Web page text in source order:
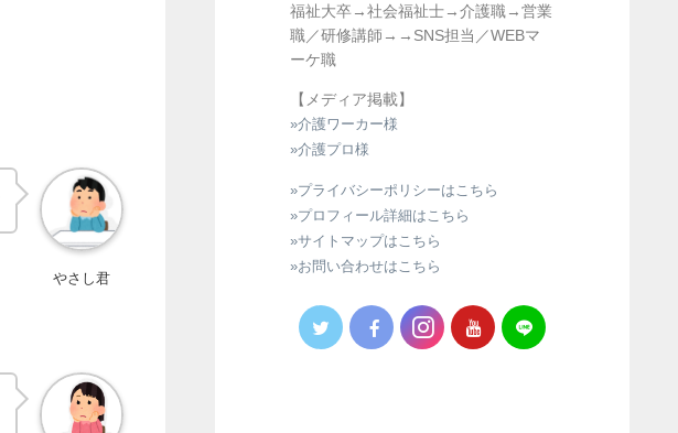
やさし君
福祉大卒→社会福祉士→介護職→営業
職／研修講師→→SNS担当／WEBマ
ーケ職
【メディア掲載】
»介護ワーカー様
»介護プロ様
»プライバシーポリシーはこちら
»プロフィール詳細はこちら
»サイトマップはこちら
»お問い合わせはこちら